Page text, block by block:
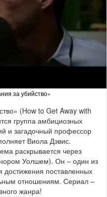
за убийство»
(How to Get Away with
группа амбициозных
и загадочный профессор
Виола Дэвис.
раскрывается через
Уолшем). Он – один из
достижения поставленных
отношениям. Сериал –
жанра!